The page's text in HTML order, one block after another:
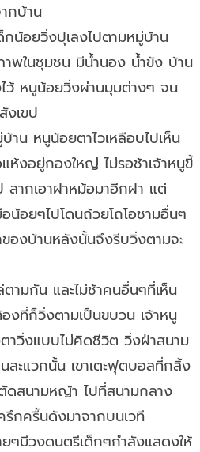
กบ้าน
กน้อยวิ่งปุเลงไปตามหมู่บ้าน
าพในชุมชน มีน้ำนอง น้ำขัง บ้าน
ไว้ หนูน้อยวิ่งผ่านมุมต่างๆ จน
งเขป
น หนูน้อยตาไวเหลือบไปเห็น
ห้งอยู่กองใหญ่ ไม่รอช้าเจ้าหนูขี้
ลากเอาฝาหม้อมาอีกฝา แต่
น้อยๆไปโดนถ้วยโถโอชามอื่นๆ
ของบ้านหลังนั้นจึงรีบวิ่งตามจะ
ามกัน และไม่ช้าคนอื่นๆที่เห็น
งที่ก็วิ่งตามเป็นขบวน เจ้าหนู
าวิ่งแบบไม่คิดชีวิต วิ่งฝ่าสนาม
ะแวกนั้น เขาเตะฟุตบอลที่กลิ้ง
ดสนามหญ้า ไปที่สนามกลาง
กครื้นดังมาจากบนเวที
ๆมีวงดนตรีเด็กๆกำลังแสดงให้